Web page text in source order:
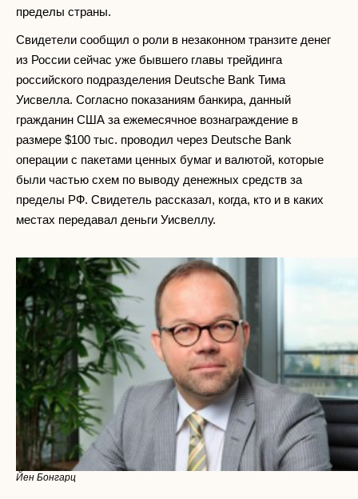
пределы страны.
Свидетели сообщил о роли в незаконном транзите денег
из России сейчас уже бывшего главы трейдинга
российского подразделения Deutsche Bank Тима
Уисвелла. Согласно показаниям банкира, данный
гражданин США за ежемесячное вознаграждение в
размере $100 тыс. проводил через Deutsche Bank
операции с пакетами ценных бумаг и валютой, которые
были частью схем по выводу денежных средств за
пределы РФ. Свидетель рассказал, когда, кто и в каких
местах передавал деньги Уисвеллу.
Йен Бонгарц